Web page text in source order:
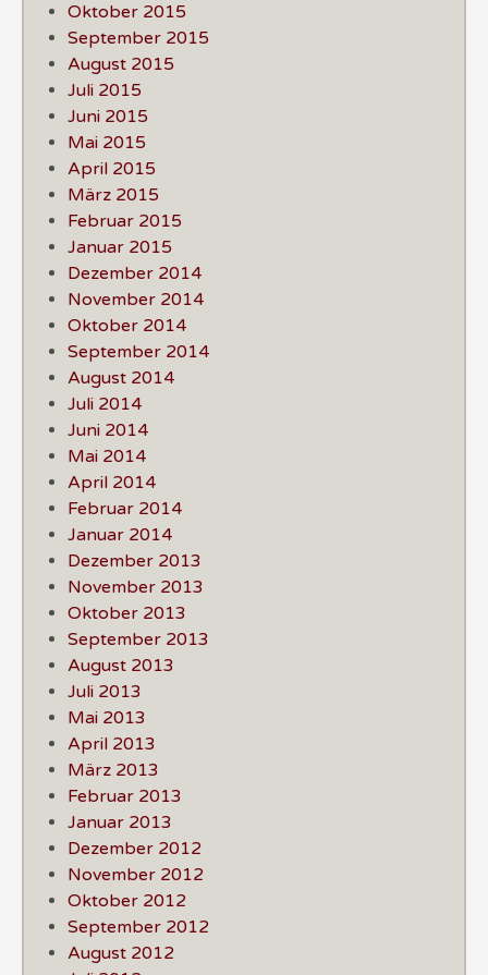
Oktober 2015
September 2015
August 2015
Juli 2015
Juni 2015
Mai 2015
April 2015
März 2015
Februar 2015
Januar 2015
Dezember 2014
November 2014
Oktober 2014
September 2014
August 2014
Juli 2014
Juni 2014
Mai 2014
April 2014
Februar 2014
Januar 2014
Dezember 2013
November 2013
Oktober 2013
September 2013
August 2013
Juli 2013
Mai 2013
April 2013
März 2013
Februar 2013
Januar 2013
Dezember 2012
November 2012
Oktober 2012
September 2012
August 2012